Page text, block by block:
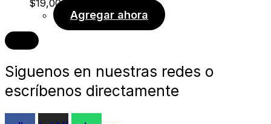
$19,00
Agregar ahora
Siguenos en nuestras redes o
escríbenos directamente